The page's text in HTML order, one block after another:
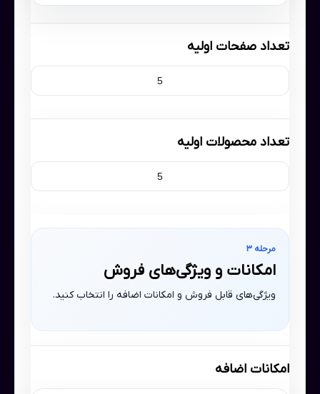
تعداد صفحات اولیه
تعداد محصولات اولیه
مرحله 3
امکانات و ویژگی‌های فروش
ویژگی‌های قابل فروش و امکانات اضافه را انتخاب کنید.
امکانات اضافه